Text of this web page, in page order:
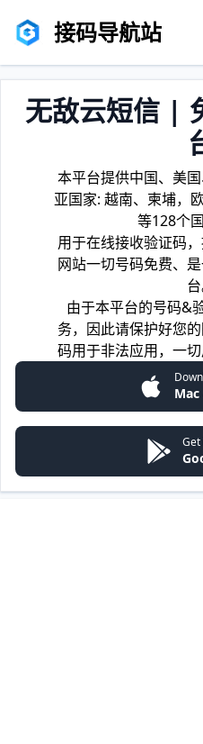
接码导航站
无敌云短信 |
本平台提供中国、美
亚国家: 越南、柬埔，
等128个
用于在线接收验证码
网站一切号码免费、
台
由于本平台的号码&
务，因此请保护好您
码用于非法应用，一切
Get